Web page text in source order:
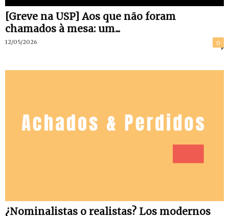
[Greve na USP] Aos que não foram
chamados à mesa: um...
12/05/2026 0
¿Nominalistas o realistas? Los modernos